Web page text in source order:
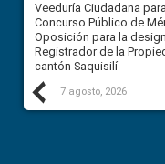
Previous
Veeduría Ciudadana
Concurso Público de
Oposición para la
Registrador de la
cantón Saquisilí
7 agosto, 2026